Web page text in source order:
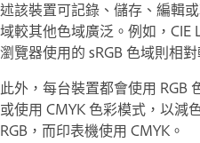
述該裝置可記錄、儲存、編輯
域較其他色域廣泛。例如，CIE
瀏覽器使用的 sRGB 色域則相對
此外，每台裝置都會使用 RGB
或使用 CMYK 色彩模式，以減
RGB，而印表機使用 CMYK。